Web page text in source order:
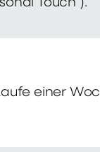
Touch“).
einer